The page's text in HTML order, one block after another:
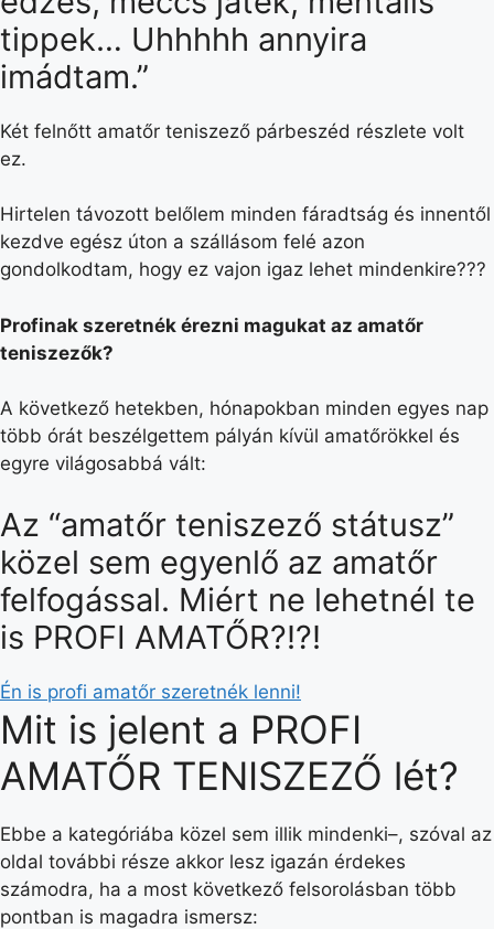
tippek… Uhhhhh annyira
imádtam.”
Két felnőtt amatőr teniszező párbeszéd részlete volt
ez.
Hirtelen távozott belőlem minden fáradtság és innentől
kezdve egész úton a szállásom felé azon
gondolkodtam, hogy ez vajon igaz lehet mindenkire???
Profinak szeretnék érezni magukat az amatőr
teniszezők?
A következő hetekben, hónapokban minden egyes nap
több órát beszélgettem pályán kívül amatőrökkel és
egyre világosabbá vált:
Az “amatőr teniszező státusz”
közel sem egyenlő az amatőr
felfogással. Miért ne lehetnél te
is PROFI AMATŐR?!?!
Én is profi amatőr szeretnék lenni!
Mit is jelent a PROFI
AMATŐR TENISZEZŐ lét?
Ebbe a kategóriába közel sem illik mindenki–, szóval az
oldal további része akkor lesz igazán érdekes
számodra, ha a most következő felsorolásban több
pontban is magadra ismersz: